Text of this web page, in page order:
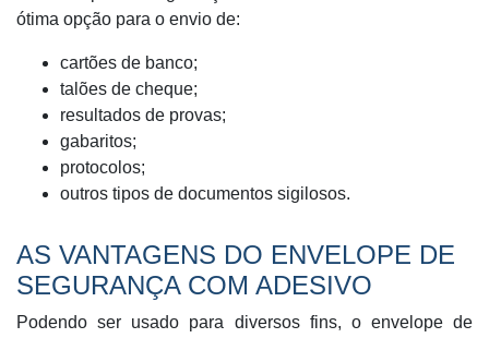
ótima opção para o envio de:
cartões de banco;
talões de cheque;
resultados de provas;
gabaritos;
protocolos;
outros tipos de documentos sigilosos.
AS VANTAGENS DO ENVELOPE DE
SEGURANÇA COM ADESIVO
Podendo ser usado para diversos fins, o envelope de